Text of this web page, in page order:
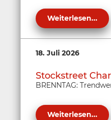
Weiterlesen...
18. Juli 2026
Stockstreet
BRENNTAG:
Weiterlesen...